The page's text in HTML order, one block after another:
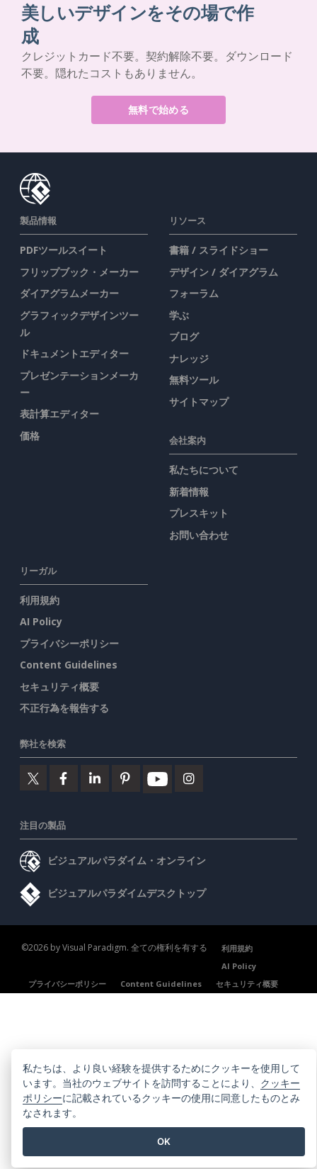
美しいデザインをその場で作
成
クレジットカード不要。契約解除不要。ダウンロード
不要。隠れたコストもありません。
無料で始める
製品情報
PDFツールスイート
フリップブック・メーカー
ダイアグラムメーカー
グラフィックデザインツー
ル
ドキュメントエディター
プレゼンテーションメーカ
ー
表計算エディター
価格
リソース
書籍 / スライドショー
デザイン / ダイアグラム
フォーラム
学ぶ
ブログ
ナレッジ
無料ツール
サイトマップ
会社案内
私たちについて
新着情報
プレスキット
お問い合わせ
リーガル
利用規約
AI Policy
プライバシーポリシー
Content Guidelines
セキュリティ概要
不正行為を報告する
弊社を検索
注目の製品
ビジュアルパラダイム・オンライン
ビジュアルパラダイムデスクトップ
©2026 by Visual Paradigm. 全ての権利を有する
利用規約
AI Policy
プライバシーポリシー
Content Guidelines セキュリティ概要
私たちは、より良い経験を提供するためにクッキーを使用して
います。当社のウェブサイトを訪問することにより、 クッキー
ポリシーに記載されているクッキーの使用に同意したものとみ
なされます。
OK